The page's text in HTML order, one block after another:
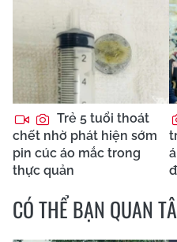
Trẻ 5 tuổi thoát
chết nhờ phát hiện sớm
pin cúc áo mắc trong
thực quản
CÓ THỂ BẠN QUAN